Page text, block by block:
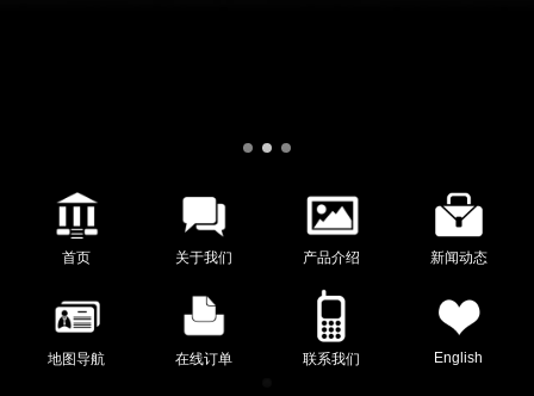
首页 关于我们 产品介绍 新闻动态
地图导航 在线订单 联系我们 English